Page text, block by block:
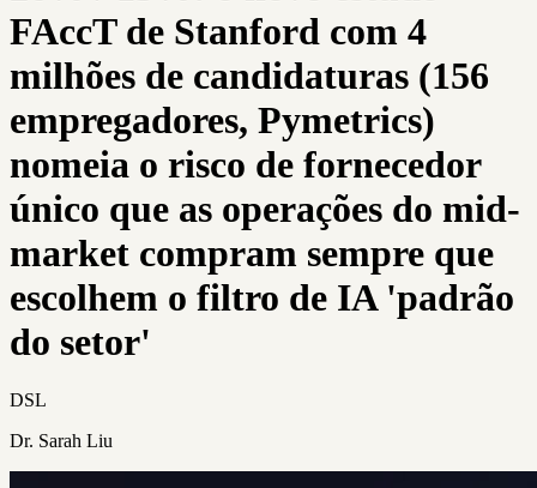
FAccT de Stanford com 4
milhões de candidaturas (156
empregadores, Pymetrics)
nomeia o risco de fornecedor
único que as operações do mid-
market compram sempre que
escolhem o filtro de IA 'padrão
do setor'
DSL
Dr. Sarah Liu